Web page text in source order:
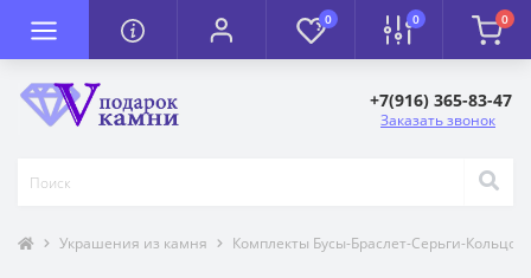
0 0 0
+7(916) 365-83-47
Заказать звонок
Украшения из камня Комплекты Бусы-Браслет-Серьги-Кольцо-